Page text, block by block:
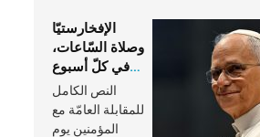
الإفخارستيّا
وصلاة السّاعات،
في كلّ أسبوع
وكلّ يوم، هما
النَّفَس في حياة
الكنيسة
النص الكامل
للمقابلة العامّة مع
المؤمنين يوم